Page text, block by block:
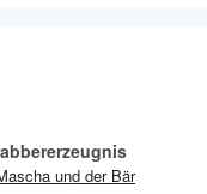
und der Bär